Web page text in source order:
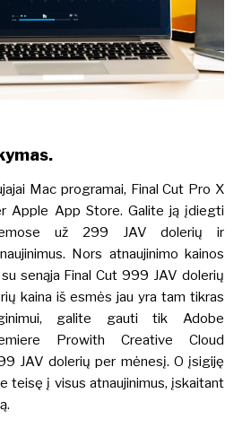
Mac programai, Final Cut Pro X
Apple App Store. Galite ją įdiegti
už 299 JAV dolerių ir
Nors atnaujinimo kainos
senąja Final Cut 999 JAV dolerių
kaina iš esmės jau yra tam tikras
galite gauti tik Adobe
Prowith Creative Cloud
JAV dolerių per mėnesį. O įsigiję
teisę į visus atnaujinimus, įskaitant